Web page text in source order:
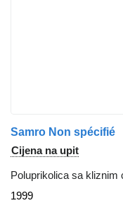
Samro Non spécifié
Cijena na upit
Poluprikolica sa kliznim
1999